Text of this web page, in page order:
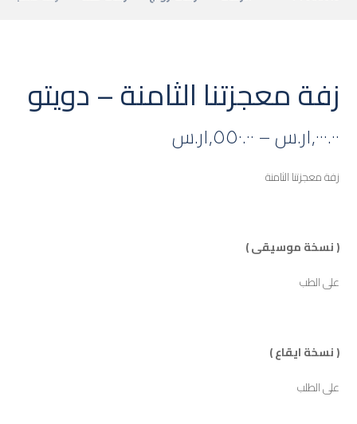
زفة معجزتنا الثامنة – دويتو
١,٠٠٠.٠٠ر.س– ١,٥٥٠.٠٠ر.س
زفة معجزتنا الثامنة
( نسخة موسيقى )
على الطب
( نسخة ايقاع )
على الطلب